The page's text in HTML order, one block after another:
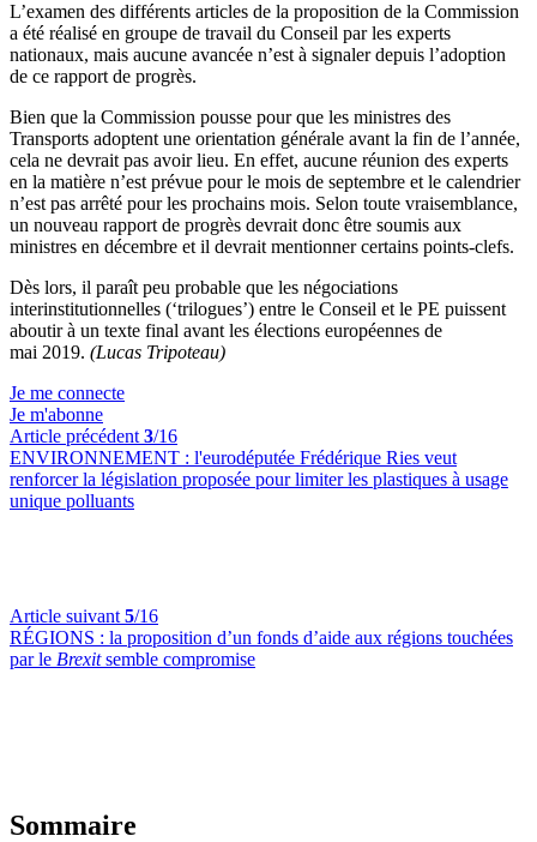
L’examen des différents articles de la proposition de la Commission
a été réalisé en groupe de travail du Conseil par les experts
nationaux, mais aucune avancée n’est à signaler depuis l’adoption
de ce rapport de progrès.
Bien que la Commission pousse pour que les ministres des
Transports adoptent une orientation générale avant la fin de l’année,
cela ne devrait pas avoir lieu. En effet, aucune réunion des experts
en la matière n’est prévue pour le mois de septembre et le calendrier
n’est pas arrêté pour les prochains mois. Selon toute vraisemblance,
un nouveau rapport de progrès devrait donc être soumis aux
ministres en décembre et il devrait mentionner certains points-clefs.
Dès lors, il paraît peu probable que les négociations
interinstitutionnelles (‘trilogues’) entre le Conseil et le PE puissent
aboutir à un texte final avant les élections européennes de
mai 2019. (Lucas Tripoteau)
Je me connecte
Je m'abonne
Article précédent 3/16
ENVIRONNEMENT : l'eurodéputée Frédérique Ries veut
renforcer la législation proposée pour limiter les plastiques à usage
unique polluants
Article suivant 5/16
RÉGIONS : la proposition d’un fonds d’aide aux régions touchées
par le Brexitsemble compromise
Sommaire